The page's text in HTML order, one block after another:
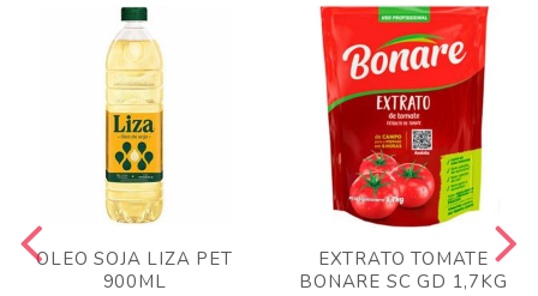
OLEO SOJA LIZA PET
900ML
EXTRATO TOMATE
BONARE SC GD 1,7KG